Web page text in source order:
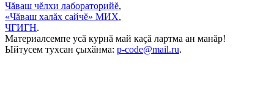
Чăваш чĕлхи лабораторийĕ,
«Чăваш халăх сайчĕ» МИХ,
ЧГИГН.
Материалсемпе усă курнă май каçă лартма ан манăр!
Ыйтусем тухсан ҫыхӑнма: p-code@mail.ru.